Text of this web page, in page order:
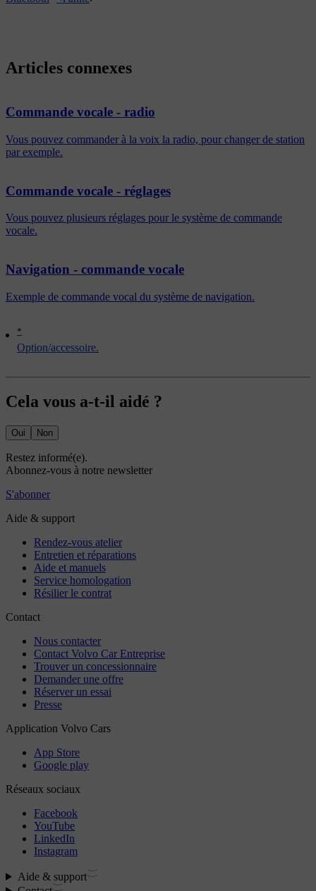
*
Option/accessoire.
Articles connexes
Commande vocale - radio
Vous pouvez commander à la voix la radio, pour changer de station
par exemple.
Commande vocale - réglages
Vous pouvez plusieurs réglages pour le système de commande
vocale.
Navigation - commande vocale
Exemple de commande vocal du système de navigation.
Cela vous a-t-il aidé ?
Oui Non